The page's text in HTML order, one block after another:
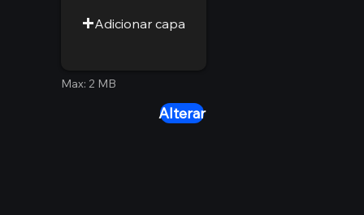
Adicionar capa
Max: 2 MB
Alterar